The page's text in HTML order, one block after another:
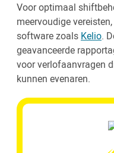
Voor optimaal
meervoudige
software zoals Kelio.
geavanceerde
voor verlofaanvragen
kunnen evenaren.